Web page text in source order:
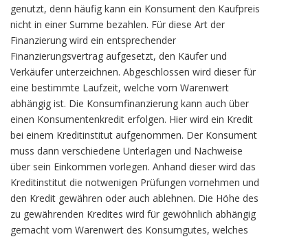
genutzt, denn häufig kann ein Konsument den Kaufpreis
nicht in einer Summe bezahlen. Für diese Art der
Finanzierung wird ein entsprechender
Finanzierungsvertrag aufgesetzt, den Käufer und
Verkäufer unterzeichnen. Abgeschlossen wird dieser für
eine bestimmte Laufzeit, welche vom Warenwert
abhängig ist. Die Konsumfinanzierung kann auch über
einen Konsumentenkredit erfolgen. Hier wird ein Kredit
bei einem Kreditinstitut aufgenommen. Der Konsument
muss dann verschiedene Unterlagen und Nachweise
über sein Einkommen vorlegen. Anhand dieser wird das
Kreditinstitut die notwenigen Prüfungen vornehmen und
den Kredit gewähren oder auch ablehnen. Die Höhe des
zu gewährenden Kredites wird für gewöhnlich abhängig
gemacht vom Warenwert des Konsumgutes, welches